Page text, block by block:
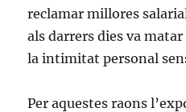
reclamar millores
als darrers dies va
la intimitat personal
Per aquestes raons